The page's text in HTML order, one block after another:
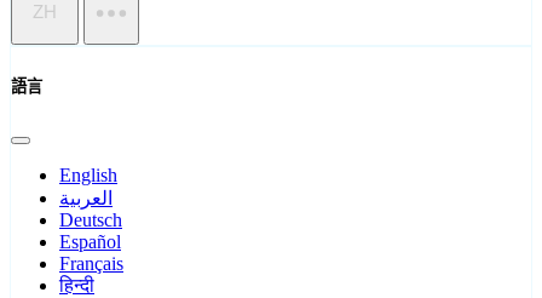
ZH
語言
English
العربية
Deutsch
Español
Français
हिन्दी